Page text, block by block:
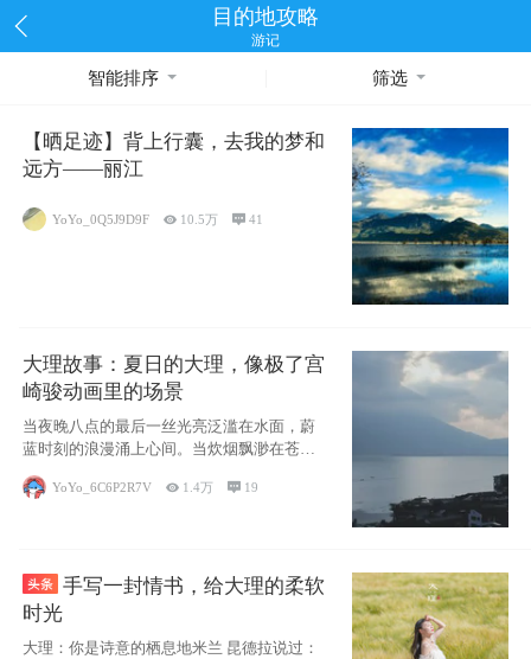
目的地攻略
游记
智能排序 筛选
【晒足迹】背上行囊，去我的梦和
远方——丽江
YoYo_0Q5J9D9F  10.5万 41
大理故事：夏日的大理，像极了宫
崎骏动画里的场景
当夜晚八点的最后一丝光亮泛滥在水面，蔚
蓝时刻的浪漫涌上心间。当炊烟飘渺在苍山
YoYo_6C6P2R7V  1.4万  19
手写一封情书，给大理的柔软
时光
大理：你是诗意的栖息地米兰 昆德拉说过：